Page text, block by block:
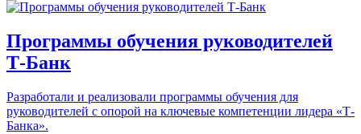
Программы обучения руководителей
Т-Банк
Разработали и реализовали программы обучения для
руководителей с опорой на ключевые компетенции лидера «Т-
Банка».